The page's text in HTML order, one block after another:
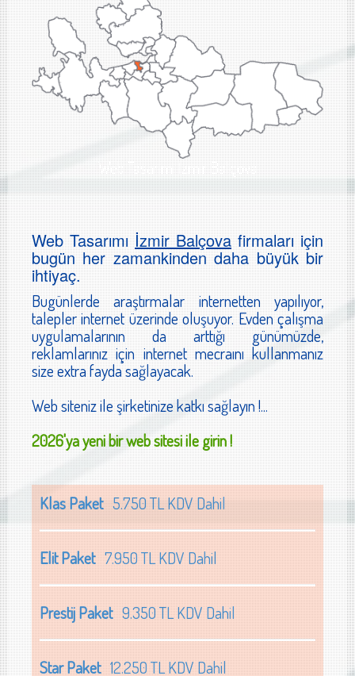
Web Tasarımı İzmir Balçova
Web Tasarımıİzmir Balçovafirmaları için
bugün her zamankinden daha büyük bir
ihtiyaç.
Bugünlerde araştırmalar internetten yapılıyor,
talepler internet üzerinde oluşuyor. Evden çalışma
uygulamalarının da arttığı günümüzde,
reklamlarınız için internet mecraını kullanmanız
size extra fayda sağlayacak.
Web siteniz ile şirketinize katkı sağlayın !...
2026'ya yeni bir web sitesi ile girin !
Klas Paket5.750 TL KDV Dahil
Elit Paket7.950 TL KDV Dahil
Prestij Paket9.350 TL KDV Dahil
Star Paket12.250 TL KDV Dahil